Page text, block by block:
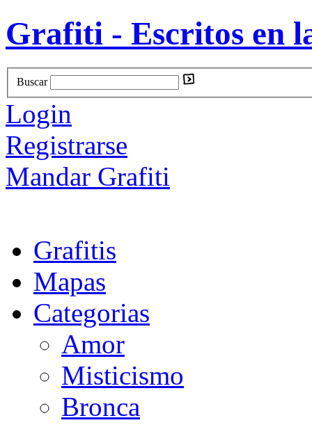
Grafiti - Escritos en
Buscar
Login
Registrarse
Mandar Grafiti
Grafitis
Mapas
Categorias
Amor
Misticismo
Bronca